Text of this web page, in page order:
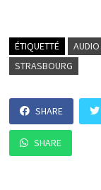
ÉTIQUETTÉ AUDIO
STRASBOURG
SHARE
SHARE